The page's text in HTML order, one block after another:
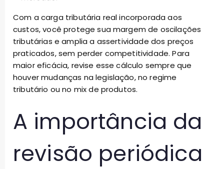
Com a carga tributária real incorporada aos
custos, você protege sua margem de oscilações
tributárias e amplia a assertividade dos preços
praticados, sem perder competitividade. Para
maior eficácia, revise esse cálculo sempre que
houver mudanças na legislação, no regime
tributário ou no mix de produtos.
A importância da
revisão periódica